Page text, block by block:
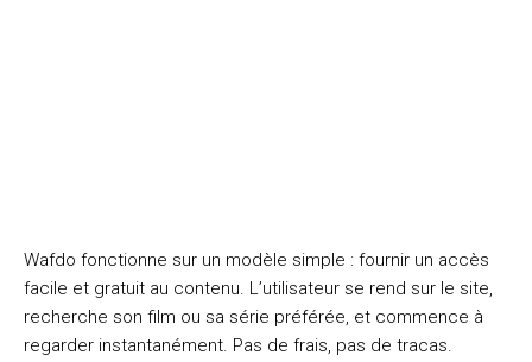
Wafdo fonctionne sur un modèle simple : fournir un accès
facile et gratuit au contenu. L’utilisateur se rend sur le site,
recherche son film ou sa série préférée, et commence à
regarder instantanément. Pas de frais, pas de tracas.